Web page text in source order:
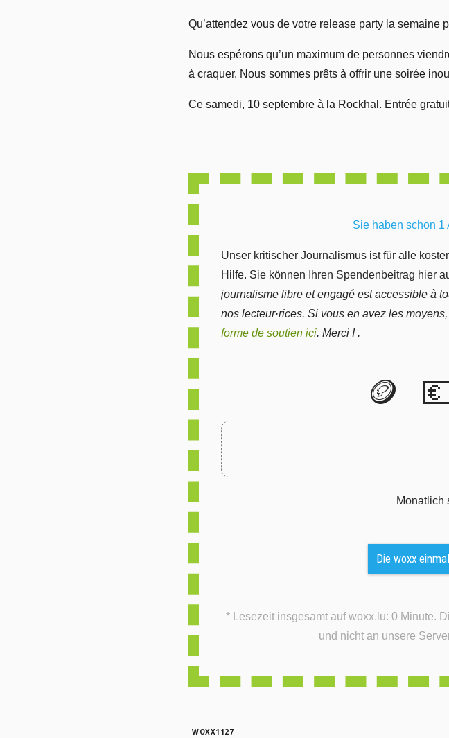
Qu’attendez vous de votre release party la semaine
Nous espérons qu’un maximum de personnes
à craquer. Nous sommes prêts à offrir une soirée
Ce samedi, 10 septembre à la Rockhal. Entrée
Sie haben schon 1
Unser kritischer Journalismus ist für alle
Hilfe. Sie können Ihren Spendenbeitrag hier
journalisme libre et engagé est accessible à
nos lecteur·rices. Si vous en avez les
forme de soutien ici. Merci ! .
🪙
Monatlich
Die woxx
* Lesezeit insgesamt auf woxx.lu: 0 Minute. Diese Daten werden nur in Ihrem Browser gespeichert
und nicht an unsere
WOXX1127